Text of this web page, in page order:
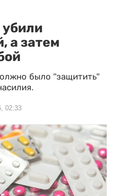
а затем
было "защитить"
02:33